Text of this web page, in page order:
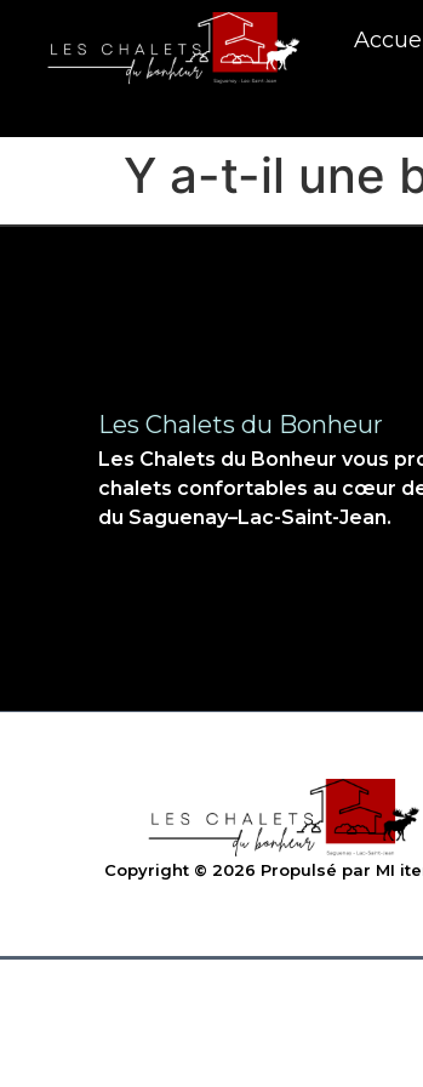
Y a-t-il une
Les Chalets du Bonheur
Les Chalets du Bonheur vous
chalets confortables au cœur
du Saguenay–Lac-Saint-Jean.
Copyright © 2026 Propulsé par MI